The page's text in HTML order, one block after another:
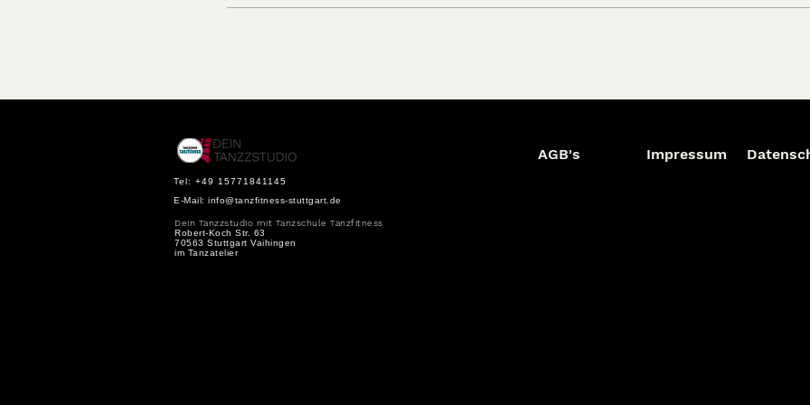
AGB's Impressum
Tel: +49 15771841145
E-Mail: info@tanzfitness-stuttgart.de
Dein Tanzzstudio mit Tanzschule Tanzfitness
Robert-Koch Str. 63
70563 Stuttgart Vaihingen
im Tanzatelier